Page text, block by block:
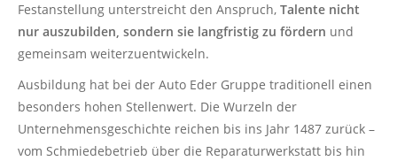
Festanstellung unterstreicht den Anspruch, Talente nicht
nur auszubilden, sondern sie langfristig zu fördern und
gemeinsam weiterzuentwickeln.
Ausbildung hat bei der Auto Eder Gruppe traditionell einen
besonders hohen Stellenwert. Die Wurzeln der
Unternehmensgeschichte reichen bis ins Jahr 1487 zurück –
vom Schmiedebetrieb über die Reparaturwerkstatt bis hin